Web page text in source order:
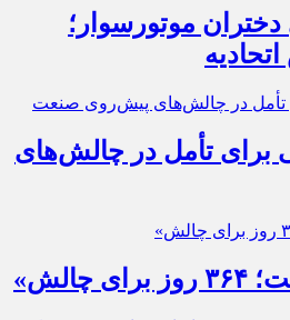
دختران موتورسوار؛
تأمل در چالش‌های